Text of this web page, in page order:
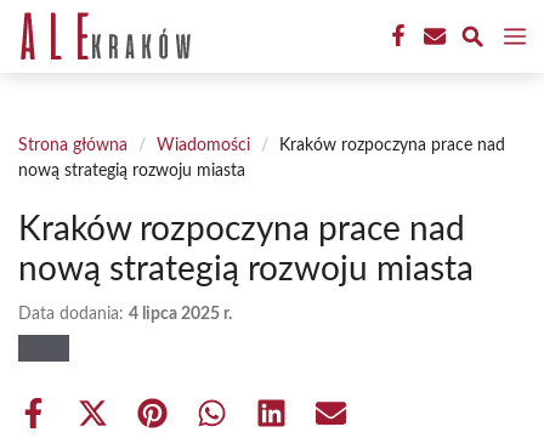
Przejdź
treści
Strona główna / Wiadomości /
Kraków rozpoczyna prace nad
nową strategią rozwoju miasta
Kraków rozpoczyna prace nad
nową strategią rozwoju miasta
Data dodania: 4 lipca 2025 r.
Share
Share Share Share Share Share